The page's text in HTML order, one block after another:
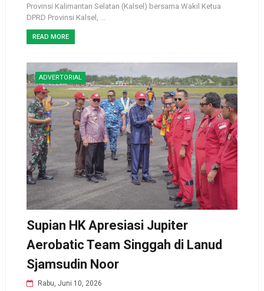
Provinsi Kalimantan Selatan (Kalsel) bersama Wakil Ketua
DPRD Provinsi Kalsel, ...
READ MORE
ADVERTORIAL
Supian HK Apresiasi Jupiter
Aerobatic Team Singgah di Lanud
Sjamsudin Noor
Rabu, Juni 10, 2026